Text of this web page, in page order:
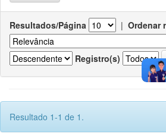
Resultados/Página | Ordenar
Registro(s)
Resultado 1-1 de 1.